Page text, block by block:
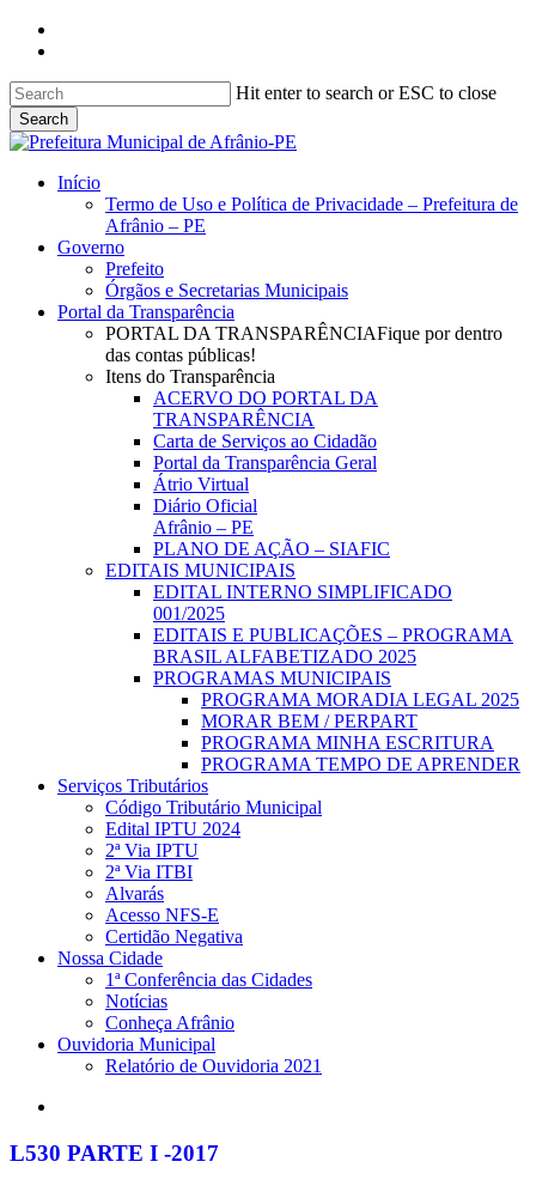
Skip
content
Hit enter to search or ESC to close
Search
Close
search
Menu
Início
Termo de Uso e Política de Privacidade – Prefeitura de
Afrânio – PE
Governo
Prefeito
Órgãos e Secretarias Municipais
Portal da Transparência
PORTAL DA TRANSPARÊNCIAFique por dentro
das contas públicas!
Itens do Transparência
ACERVO DO PORTAL DA
TRANSPARÊNCIA
Carta de Serviços ao Cidadão
Portal da Transparência Geral
Átrio Virtual
Diário Oficial
Afrânio – PE
PLANO DE AÇÃO – SIAFIC
EDITAIS MUNICIPAIS
EDITAL INTERNO SIMPLIFICADO
001/2025
EDITAIS E PUBLICAÇÕES – PROGRAMA
BRASIL ALFABETIZADO 2025
PROGRAMAS MUNICIPAIS
PROGRAMA MORADIA LEGAL 2025
MORAR BEM / PERPART
PROGRAMA MINHA ESCRITURA
PROGRAMA TEMPO DE APRENDER
Serviços Tributários
Código Tributário Municipal
Edital IPTU 2024
2ª Via IPTU
2ª Via ITBI
Alvarás
Acesso NFS-E
Certidão Negativa
Nossa Cidade
1ª Conferência das Cidades
Notícias
Conheça Afrânio
Ouvidoria Municipal
Relatório de Ouvidoria 2021
L530 PARTE I -2017